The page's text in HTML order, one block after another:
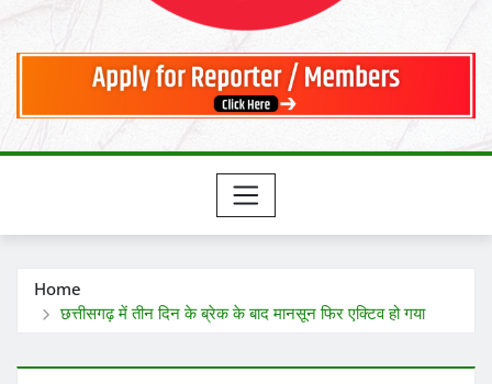
Home
छत्तीसगढ़ में तीन दिन के ब्रेक के बाद मानसून फिर एक्टिव हो गया